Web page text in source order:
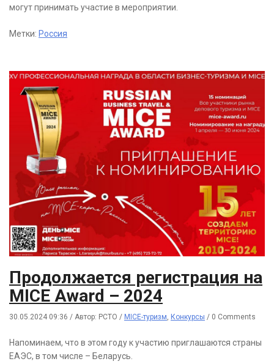
могут принимать участие в мероприятии.
Метки: Россия
Продолжается регистрация на
MICE Award – 2024
30.05.2024 09:36 / Автор: РСТО / MICE-туризм, Конкурсы / 0 Comments
Напоминаем, что в этом году к участию приглашаются страны
ЕАЭС, в том числе – Беларусь.